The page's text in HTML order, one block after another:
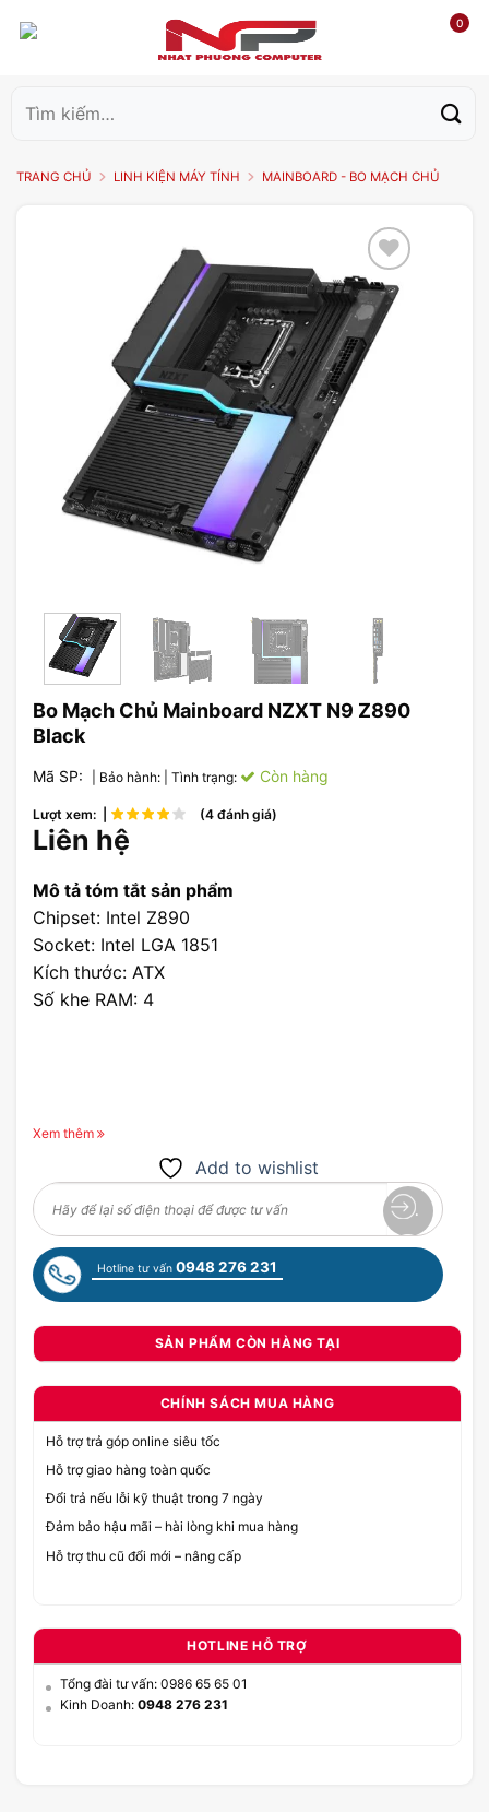
0
kiếm:
TRANG CHỦ LINH KIỆN MÁY TÍNH MAINBOARD - BO MẠCH CHỦ
Add to
wishlist
Bo Mạch Chủ Mainboard NZXT N9 Z890
Black
Mã SP: | Bảo hành: | Tình trạng: Còn hàng
Lượt xem: | (4 đánh giá)
Liên hệ
Mô tả tóm tắt sản phẩm
Chipset: Intel Z890
Socket: Intel LGA 1851
Kích thước: ATX
Số khe RAM: 4
Xem thêm
Add to wishlist
Hotline tư vấn 0948 276 231
SẢN PHẨM CÒN HÀNG TẠI
CHÍNH SÁCH MUA HÀNG
Hỗ trợ trả góp online siêu tốc
Hỗ trợ giao hàng toàn quốc
Đổi trả nếu lỗi kỹ thuật trong 7 ngày
Đảm bảo hậu mãi – hài lòng khi mua hàng
Hỗ trợ thu cũ đổi mới – nâng cấp
HOTLINE HỖ TRỢ
Tổng đài tư vấn: 0986 65 65 01
Kinh Doanh: 0948 276 231